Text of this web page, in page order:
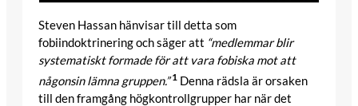
Steven Hassan hänvisar till detta som
fobiindoktrinering och säger att “medlemmar blir
systematiskt formade för att vara fobiska mot att
någonsin lämna gruppen.” 1 Denna rädsla är orsaken
till den framgång högkontrollgrupper har när det